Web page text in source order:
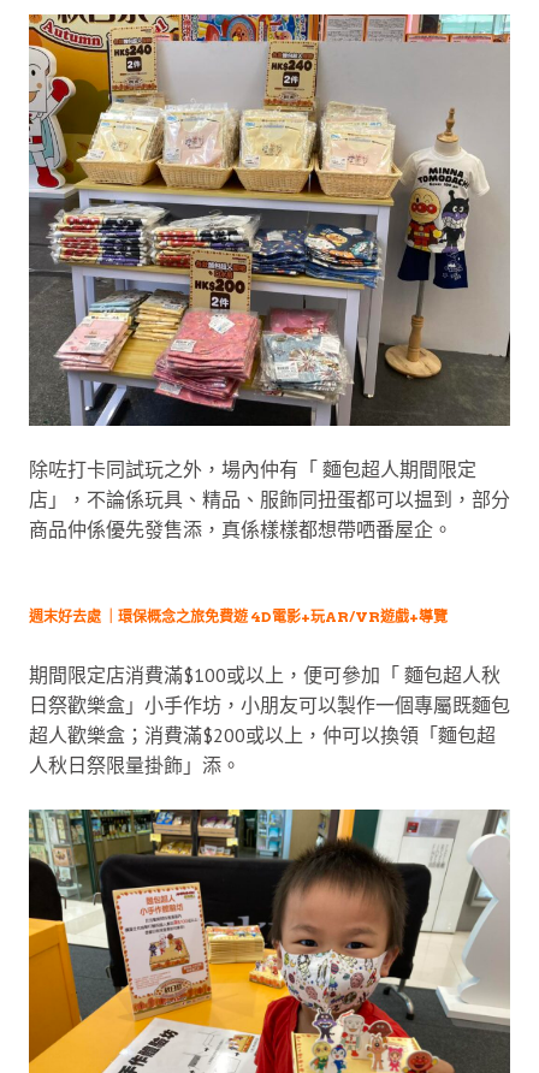
除咗打卡同試玩之外，場內仲有「 麵包超人期間限定
店」，不論係玩具、精品、服飾同扭蛋都可以揾到，部分
商品仲係優先發售添，真係樣樣都想帶哂番屋企。
週末好去處 ｜環保概念之旅免費遊 4D電影+玩AR/VR遊戲+導覽
期間限定店消費滿$100或以上，便可參加「 麵包超人秋
日祭歡樂盒」小手作坊，小朋友可以製作一個專屬既麵包
超人歡樂盒；消費滿$200或以上，仲可以換領「麵包超
人秋日祭限量掛飾」添。